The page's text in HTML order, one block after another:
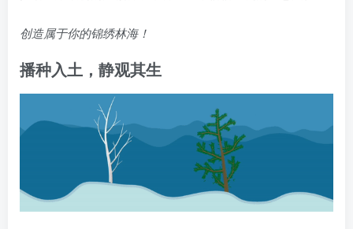
创造属于你的锦绣林海！
播种入土，静观其生